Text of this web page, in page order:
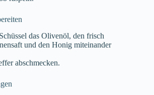
das Olivenöl, den frisch
und den Honig miteinander
abschmecken.